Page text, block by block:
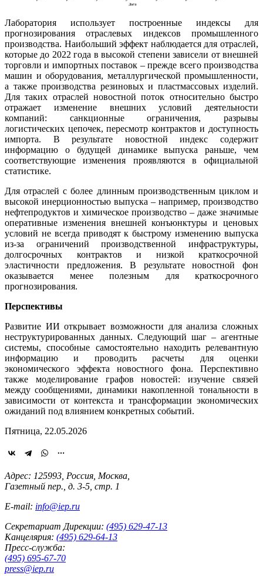
Лаборатория использует построенные индексы для
прогнозирования отраслевых индексов промышленного
производства. Наибольший эффект наблюдается для отраслей,
которые до 2022 года в высокой степени зависели от внешней
торговли и импортных поставок – прежде всего производства
машин и оборудования, металлургической промышленности,
а также производства резиновых и пластмассовых изделий.
Для таких отраслей новостной поток относительно быстро
отражает изменение внешних условий деятельности
компаний: санкционные ограничения, разрывы
логистических цепочек, пересмотр контрактов и доступность
импорта. В результате новостной индекс содержит
информацию о будущей динамике выпуска раньше, чем
соответствующие изменения проявляются в официальной
статистике.
Для отраслей с более длинным производственным циклом и
высокой инерционностью выпуска – например, производство
нефтепродуктов и химическое производство – даже значимые
оперативные изменения внешней конъюнктуры и ценовых
условий не всегда приводят к быстрому изменению выпуска
из-за ограничений производственной инфраструктуры,
долгосрочных контрактов и низкой краткосрочной
эластичности предложения. В результате новостной фон
оказывается менее полезным для краткосрочного
прогнозирования.
Перспективы
Развитие ИИ открывает возможности для анализа сложных
неструктурированных данных. Следующий шаг – агентные
системы, способные самостоятельно находить релевантную
информацию и проводить расчеты для оценки
экономического эффекта новостного фона. Перспективно
также моделирование графов новостей: изучение связей
между сообщениями, динамики накопленной тональности в
зависимости от контекста и трансформации экономических
ожиданий под влиянием конкретных событий.
Пятница, 22.05.2026
Адрес: 125993, Россия, Москва,
Газетный пер., д. 3-5, стр. 1
E-mail: info@iep.ru
Секретариат Дирекции: (495) 629-47-13
Канцелярия: (495) 629-64-13
Пресс-служба:
(495) 695-67-70
press@iep.ru